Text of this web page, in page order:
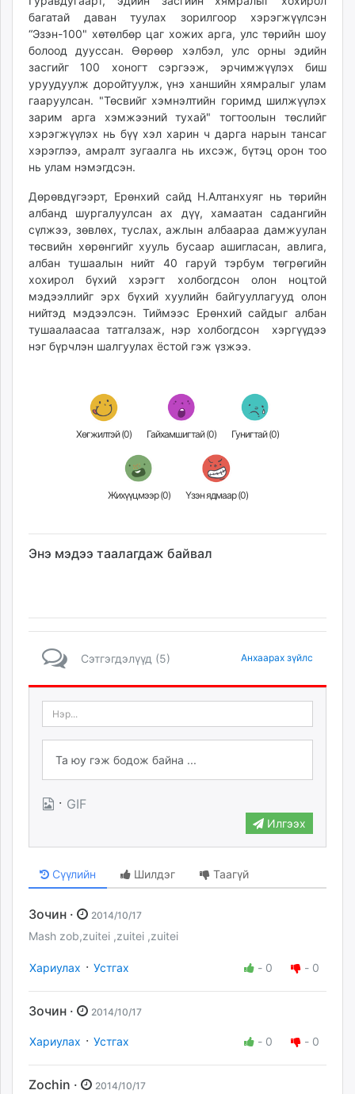
багатай даван туулах зорилгоор хэрэгжүүлсэн
“Эзэн-100" хөтөлбөр цаг хожих арга, улс төрийн шоу
болоод дууссан. Өөрөөр хэлбэл, улс орны эдийн
засгийг 100 хоногт сэргээж, эрчимжүүлэх биш
уруудуулж доройтуулж, үнэ ханшийн хямралыг улам
гааруулсан. "Төсвийг хэмнэлтийн горимд шилжүүлэх
зарим арга хэмжээний тухай" тогтоолын төслийг
хэрэгжүүлэх нь бүү хэл харин ч дарга нарын тансаг
хэрэглээ, амралт зугаалга нь ихсэж, бүтэц орон тоо
нь улам нэмэгдсэн.
Дөрөвдүгээрт, Ерөнхий сайд Н.Алтанхуяг нь төрийн
албанд шургалуулсан ах дүү, хамаатан садангийн
сүлжээ, зөвлөх, туслах, ажлын албаараа дамжуулан
төсвийн хөрөнгийг хууль бусаар ашигласан, авлига,
албан тушаалын нийт 40 гаруй тэрбум төгрөгийн
хохирол бүхий хэрэгт холбогдсон олон ноцтой
мэдээллийг эрх бүхий хуулийн байгууллагууд олон
нийтэд мэдээлсэн. Тиймээс Ерөнхий сайдыг албан
тушаалаасаа татгалзаж, нэр холбогдсон хэргүүдээ
нэг бүрчлэн шалгуулах ёстой гэж үзжээ.
Хөгжилтэй (0) Гайхамшигтай (0) Гунигтай (0)
Жихүүцмээр (0) Үзэн ядмаар (0)
Энэ мэдээ таалагдаж байвал
Сэтгэгдэлүүд (5) Анхаарах зүйлс
· GIF
Илгээх
Сүүлийн Шилдэг Таагүй
Зочин · 2014/10/17
Mash zob,zuitei ,zuitei ,zuitei
Хариулах · Устгах - 0 - 0
Зочин · 2014/10/17
Хариулах · Устгах - 0 - 0
Zochin · 2014/10/17